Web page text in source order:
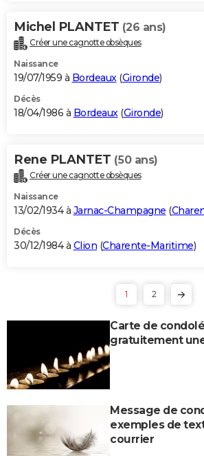
Michel PLANTET (26 ans)
Créer une cagnotte obsèques
Naissance
19/07/1959 à Bordeaux(Gironde)
Décès
18/04/1986 à Bordeaux(Gironde)
Rene PLANTET (50 ans)
Créer une cagnotte obsèques
Naissance
13/02/1934 à Jarnac-Champagne (
Décès
30/12/1984 à Clion (Charente-Maritime)
1 2
Carte de
gratuitement
Message de
exemples de
courrier